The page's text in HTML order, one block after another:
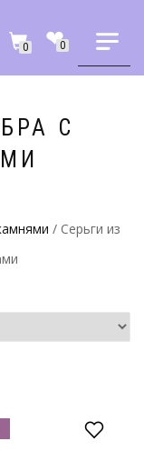
0 0
С
/ Серьги из
на обработку